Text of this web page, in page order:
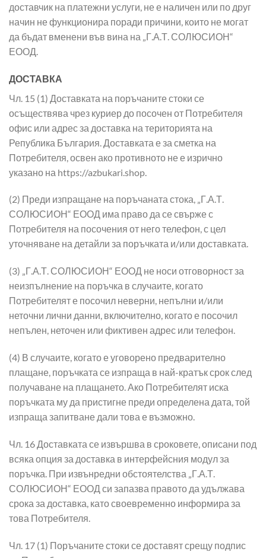
доставчик на платежни услуги, не е наличен или по друг
начин не функционира поради причини, които не могат
да бъдат вменени във вина на „Г.А.Т. СОЛЮСИОН“
ЕООД.
ДОСТАВКА
Чл. 15 (1) Доставката на поръчаните стоки се
осъществява чрез куриер до посочен от Потребителя
офис или адрес за доставка на територията на
Република България. Доставката е за сметка на
Потребителя, освен ако противното не е изрично
указано на https://azbukari.shop.
(2) Преди изпращане на поръчаната стока, „Г.А.Т.
СОЛЮСИОН“ ЕООД има право да се свърже с
Потребителя на посочения от него телефон, с цел
уточняване на детайли за поръчката и/или доставката.
(3) „Г.А.Т. СОЛЮСИОН“ ЕООД не носи отговорност за
неизпълнение на поръчка в случаите, когато
Потребителят е посочил неверни, непълни и/или
неточни лични данни, включително, когато е посочил
непълен, неточен или фиктивен адрес или телефон.
(4) В случаите, когато е уговорено предварително
плащане, поръчката се изпраща в най-кратък срок след
получаване на плащането. Ако Потребителят иска
поръчката му да пристигне преди определена дата, той
изпраща запитване дали това е възможно.
Чл. 16 Доставката се извършва в сроковете, описани под
всяка опция за доставка в интерфейсния модул за
поръчка. При извънредни обстоятелства „Г.А.Т.
СОЛЮСИОН“ ЕООД си запазва правото да удължава
срока за доставка, като своевременно информира за
това Потребителя.
Чл. 17 (1) Поръчаните стоки се доставят срещу подпис